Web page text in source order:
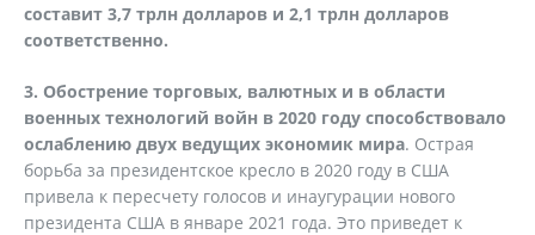
составит 3,7 трлн долларов и 2,1 трлн долларов
соответственно.
3. Обострение торговых, валютных и в области
военных технологий войн в 2020 году способствовало
ослаблению двух ведущих экономик мира. Острая
борьба за президентское кресло в 2020 году в США
привела к пересчету голосов и инаугурации нового
президента США в январе 2021 года. Это приведет к